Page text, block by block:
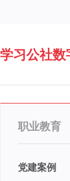
学习公社
职业教育
党建案例